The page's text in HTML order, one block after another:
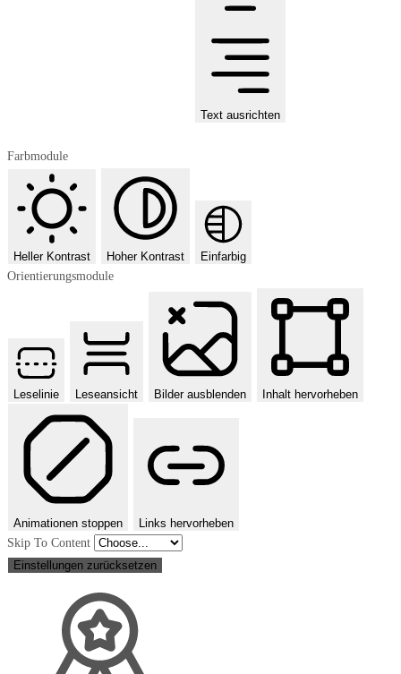
Text ausrichten
Farbmodule
Heller Kontrast Hoher Kontrast
Einfarbig
Orientierungsmodule
Leselinie Leseansicht Bilder ausblenden Inhalt hervorheben
Animationen stoppen
Links hervorheben
Skip To Content
Einstellungen zurücksetzen